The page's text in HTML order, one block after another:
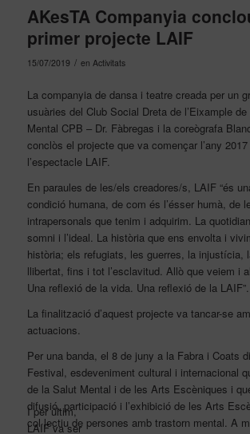
AKesTA Companyia
primer projecte LAIF
15/07/2019 / en Activitats
La companyia de dansa i teatre creada per un
usuàries del Club Social Dreta de l’Eixample
Mental CPB – Dr. Fàbregas i la coreògrafa
conclòs el projecte que va començar l’any
l’espectacle LAIF.
En paraules de les/els creadores/s, LAIF “és
condició humana, de com és l’ésser humà, de
intrapersonals que tenim i adquirim. La
somni i l’ideal. La història que ens envolta i
història; els refugiats, les guerres, la injustícia,
llibertat, fins i tot l’esclavitud. Allò que veiem i
Una reflexió de la vida. Una reflexió de la LAIF”.
La finalització d’aquest projecte va tancar-se
actuacions.
Per una banda, el 8 de juny a la Fabra i Coats
Festival, esdeveniment cultural i internacional
de la Salut Mental i de les Arts Escèniques i
difusió, participació i l’exhibició de les Arts
col·lectiu de persones amb trastorn mental. A
I per últim,
LAIF va ser